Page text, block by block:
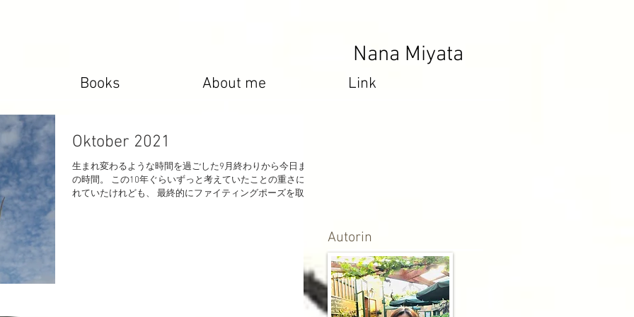
Nana Miyata
Books About me Link
Oktober 2021
生まれ変わるような時間を過ごした9月終わりから今日まで
の時間。 この10年ぐらいずっと考えていたことの重さに潰
れていたけれども、 最終的にファイティングポーズを取り
​Autorin